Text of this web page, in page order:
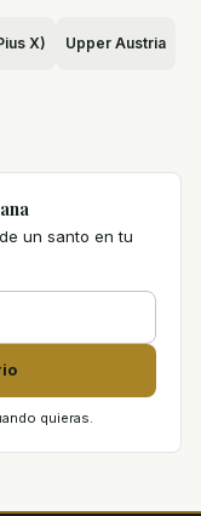
X) Upper Austria
un santo en tu
quieras.